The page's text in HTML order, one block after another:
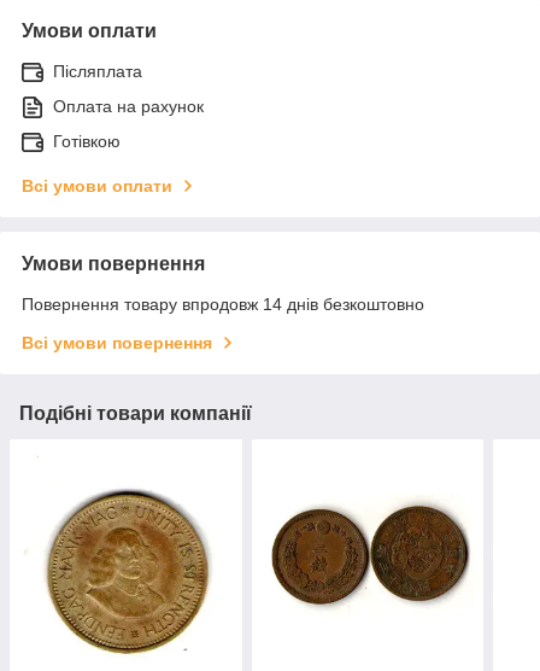
Умови оплати
Післяплата
Оплата на рахунок
Готівкою
Всі умови оплати
Умови повернення
Повернення товару впродовж 14 днів безкоштовно
Всі умови повернення
Подібні товари компанії